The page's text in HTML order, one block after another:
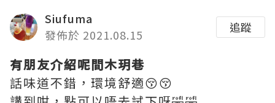
Siufuma
發佈於 2021.08.15
追蹤
有朋友介紹呢間木玥巷
話味道不錯，環境舒適😚😚